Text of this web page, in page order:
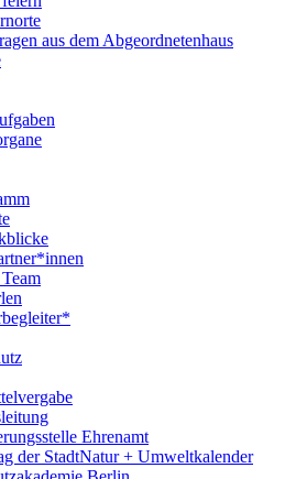
aus dem Abgeordnetenhaus
Ehrenamt
der StadtNatur + Umweltkalender